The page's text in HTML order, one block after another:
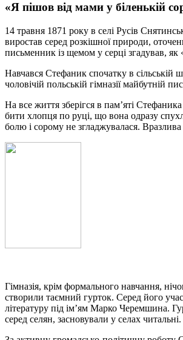
«Я пішов від мами у біленькій
14 травня 1871 року в селі Русів
виростав серед розкішної природи,
письменник із щемом у серці згадував,
Навчався Стефаник спочатку в сільській
чоловічій польській гімназії майбутній
На все життя зберігся в пам’яті
бити хлопця по руці, що вона одразу
болю і сорому не згладжувалася.
Гімназія, крім формального навчання,
створили таємний гурток. Серед його
літературу під ім’ям Марко Черемшина.
серед селян, засновували у селах